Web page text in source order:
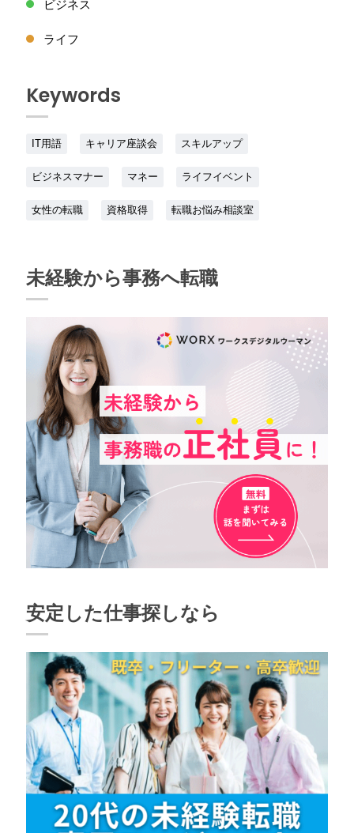
ビジネス
ライフ
Keywords
IT用語 キャリア座談会 スキルアップ
ビジネスマナー マネー ライフイベント
女性の転職 資格取得 転職お悩み相談室
未経験から事務へ転職
安定した仕事探しなら